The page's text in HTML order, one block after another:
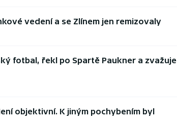
vedení a se Zlínem jen remizovaly
fotbal, řekl po Spartě Paukner a zvažuje
objektivní. K jiným pochybením byl